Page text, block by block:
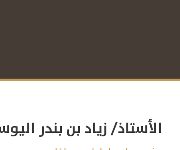
الأستاذ/ زياد بن بندر